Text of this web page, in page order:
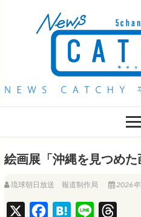
QAB NEWS
絵画展「沖縄を見つめた
琉球朝日放送 報道制作局 2026
H